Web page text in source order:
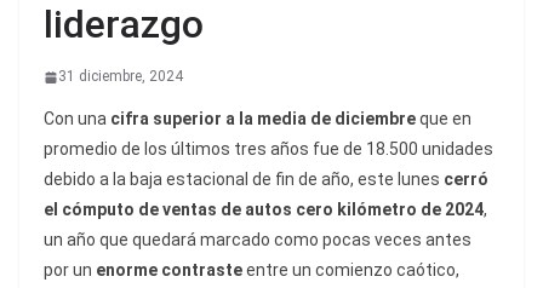
liderazgo
31 diciembre, 2024
Con una cifra superior a la media de diciembreque en
promedio de los últimos tres años fue de 18.500 unidades
debido a la baja estacional de fin de año, este lunes cerró
el cómputo de ventas de autos cero kilómetro de 2024,
un año que quedará marcado como pocas veces antes
por un enorme contrasteentre un comienzo caótico,